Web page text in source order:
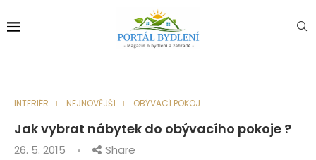
INTERIÉR NEJNOVĚJŠÍ OBÝVACÍ POKOJ
Jak vybrat nábytek do obývacího pokoje ?
26. 5. 2015 Share